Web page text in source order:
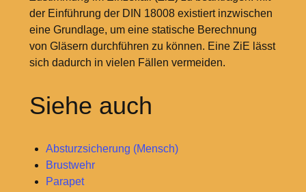
der Einführung der DIN 18008 existiert inzwischen
eine Grundlage, um eine statische Berechnung
von Gläsern durchführen zu können. Eine ZiE lässt
sich dadurch in vielen Fällen vermeiden.
Siehe auch
Absturzsicherung (Mensch)
Brustwehr
Parapet